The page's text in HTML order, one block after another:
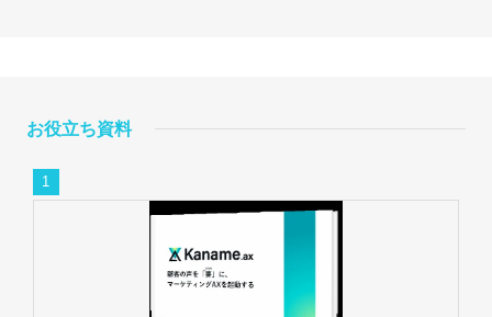
お役立ち資料